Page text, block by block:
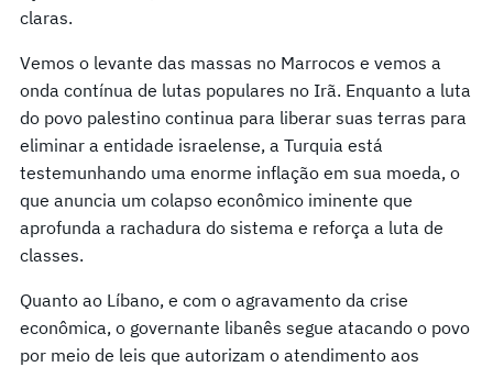
claras.
Vemos o levante das massas no Marrocos e vemos a
onda contínua de lutas populares no Irã. Enquanto a luta
do povo palestino continua para liberar suas terras para
eliminar a entidade israelense, a Turquia está
testemunhando uma enorme inflação em sua moeda, o
que anuncia um colapso econômico iminente que
aprofunda a rachadura do sistema e reforça a luta de
classes.
Quanto ao Líbano, e com o agravamento da crise
econômica, o governante libanês segue atacando o povo
por meio de leis que autorizam o atendimento aos